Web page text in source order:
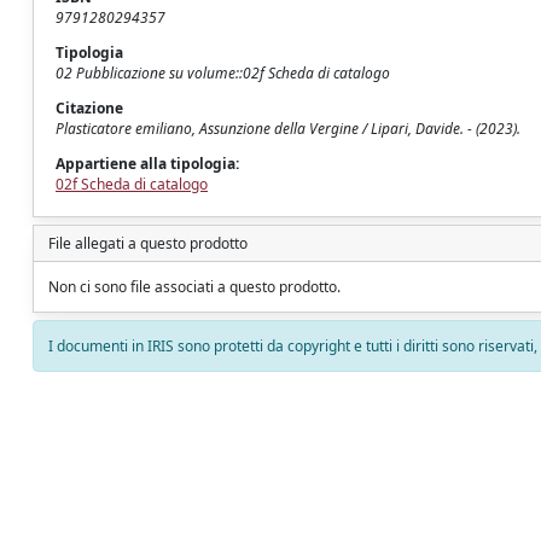
9791280294357
Tipologia
02 Pubblicazione su volume::02f Scheda di catalogo
Citazione
Plasticatore emiliano, Assunzione della Vergine / Lipari, Davide. - (2023).
Appartiene alla tipologia:
02f Scheda di catalogo
File allegati a questo prodotto
Non ci sono file associati a questo prodotto.
I documenti in IRIS sono protetti da copyright e tutti i diritti sono